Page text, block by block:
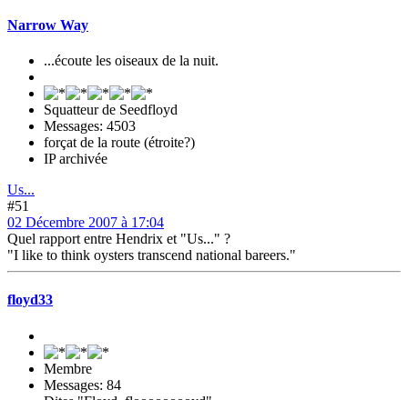
Narrow Way
...écoute les oiseaux de la nuit.
Squatteur de Seedfloyd
Messages: 4503
forçat de la route (étroite?)
IP archivée
Us...
#51
02 Décembre 2007 à 17:04
Quel rapport entre Hendrix et "Us..." ?
"I like to think oysters transcend national bareers."
floyd33
Membre
Messages: 84